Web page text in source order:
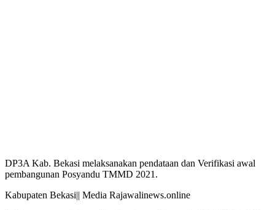
DP3A Kab. Bekasi melaksanakan pendataan dan Verifikasi awal
pembangunan Posyandu TMMD 2021.
Kabupaten Bekasi|| Media Rajawalinews.online